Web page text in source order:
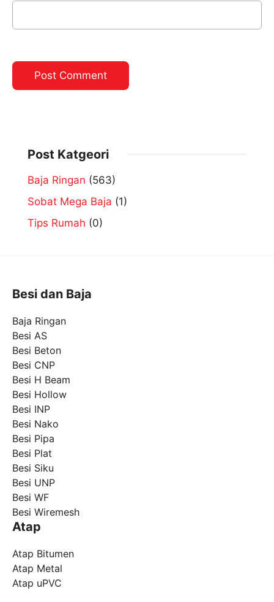
Post Katgeori
Baja Ringan (563)
Sobat Mega Baja (1)
Tips Rumah (0)
Besi dan Baja
Baja Ringan
Besi AS
Besi Beton
Besi CNP
Besi H Beam
Besi Hollow
Besi INP
Besi Nako
Besi Pipa
Besi Plat
Besi Siku
Besi UNP
Besi WF
Besi Wiremesh
Atap
Atap Bitumen
Atap Metal
Atap uPVC